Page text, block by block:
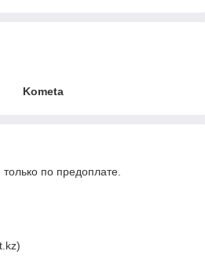
Kometa
по предоплате.